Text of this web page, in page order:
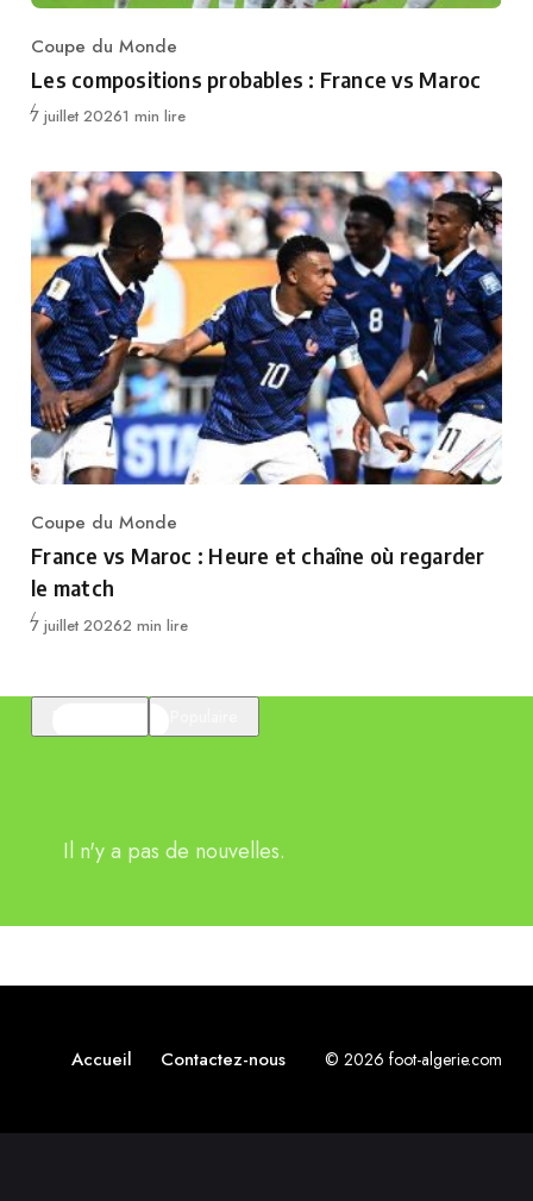
Category
Coupe du Monde
Les compositions probables : France vs Maroc
Publié
7 juillet 20261 min lire
Category
Coupe du Monde
France vs Maroc : Heure et chaîne où regarder
le match
Publié
7 juillet 20262 min lire
Il n'y a pas de nouvelles.
Accueil Contactez-nous © 2026 foot-algerie.com